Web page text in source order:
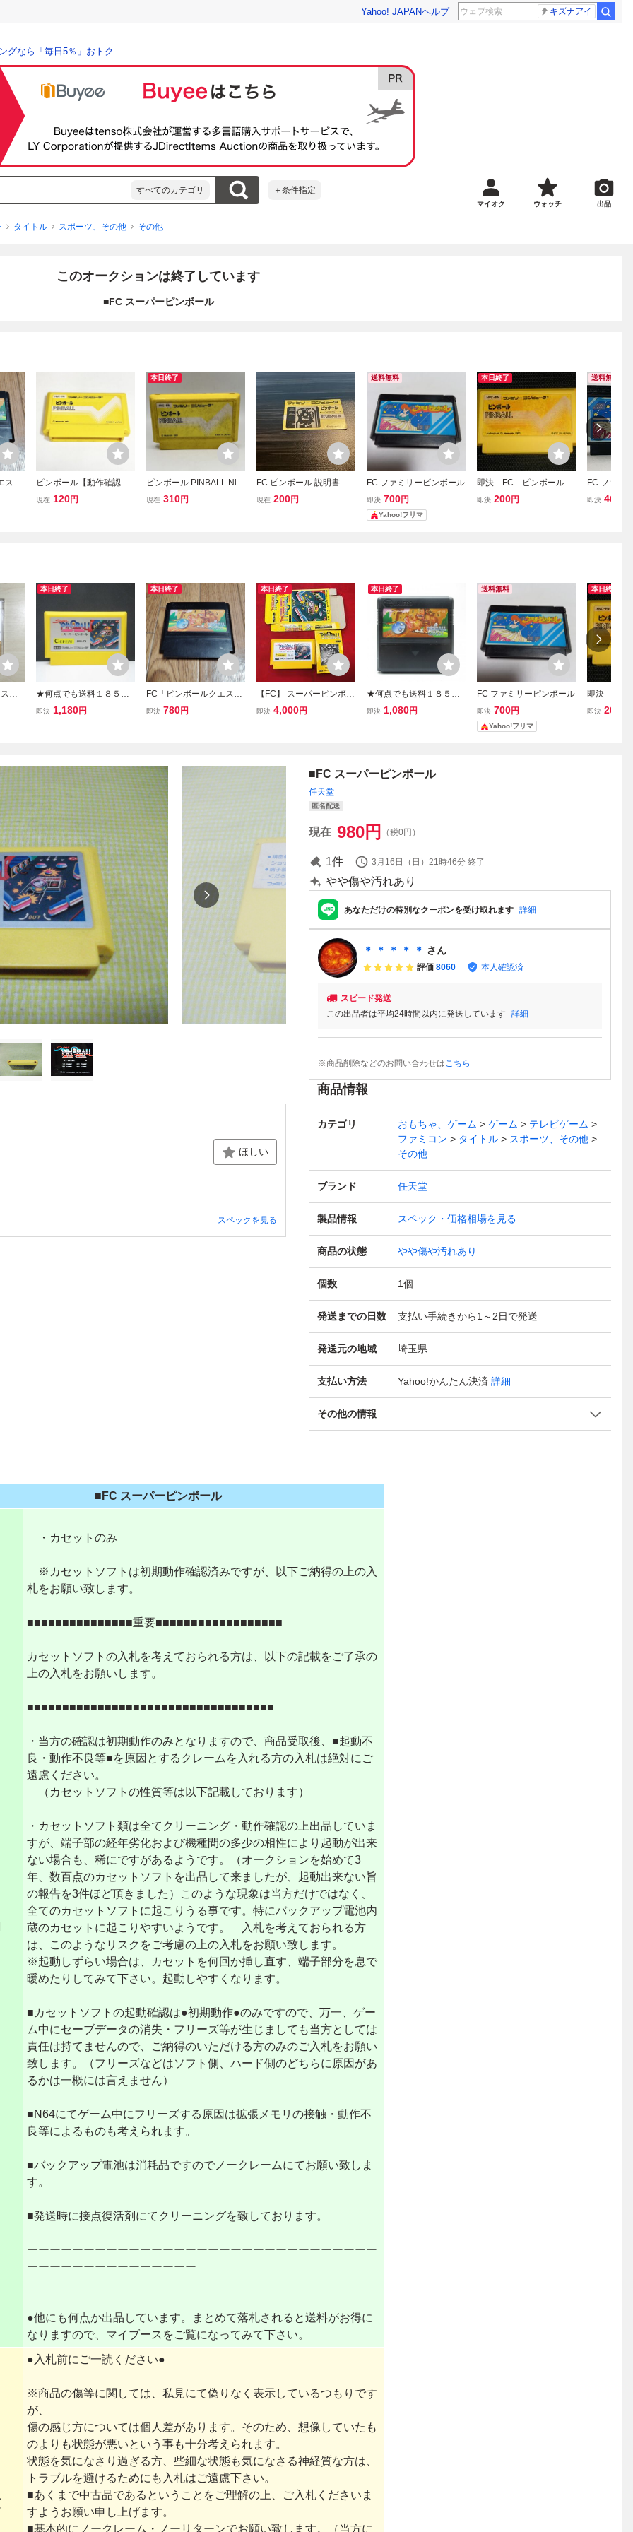
Yahoo! JAPANヘルプ キズナアイ
グなら「毎日5％」おトク
すべてのカテゴリ ＋条件指定
マイオク ウォッチ 出品
タイトル スポーツ、その他 その他
このオークションは終了しています
■FC スーパーピンボール
ス
ピンボール【動作確認
済】８本まで同梱可 簡
現在 120円
本日終了
ピンボール PINBALL Nint
endo 1983 任天堂 ファミ
現在 310円
FC ピンボール 説明書の
み
現在 200円
送料無料
FC ファミリーピンボール
即決 700円
Yahoo!フリマ
本日終了
即決 FC ピンボール
作動確認済 同梱可 クリ
即決 200円
送料無料
FC ファミ
ーピンボー
即決 460
ク
本日終了
★何点でも送料１８５円
★ スーパーピンボール フ
即決 1,180円
本日終了
FC「ピンボールクエス
ト」ソフトのみ
即決 780円
本日終了
【FC】 スーパーピンボー
ル 箱説付 同梱可能★即売
即決 4,000円
本日終了
★何点でも送料１８５円
★ ピンボールクエスト フ
即決 1,080円
送料無料
FC ファミリーピンボール
即決 700円
Yahoo!フリマ
本日終了
即決 FC
作動確認
即決 200
ほしい
スペックを見る
■FC スーパーピンボール
任天堂
匿名配送
現在 980円 （税0円）
1件 3月16日（日）21時46分 終了
やや傷や汚れあり
あなただけの特別なクーポンを受け取れます 詳細
＊ ＊ ＊ ＊ ＊ さん
評価 8060 本人確認済
スピード発送
この出品者は平均24時間以内に発送しています 詳細
※商品削除などのお問い合わせはこちら
商品情報
カテゴリ おもちゃ、ゲーム ゲーム
テレビゲーム
ファミコン
タイトル
スポーツ、その他
その他
ブランド 任天堂
製品情報 スペック・価格相場を見る
商品の状態 やや傷や汚れあり
個数 1個
発送までの日数 支払い手続きから1～2日で発送
発送元の地域 埼玉県
支払い方法 Yahoo!かんたん決済 詳細
その他の情報